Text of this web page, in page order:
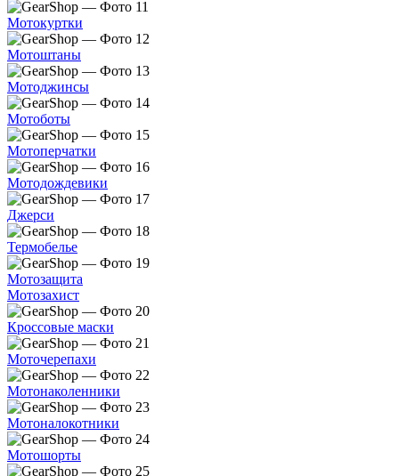
Мотокуртки
Мотоштаны
Мотоджинсы
Мотоботы
Мотоперчатки
Мотодождевики
Джерси
Термобелье
Мотозащита
Мотозахист
Кроссовые маски
Моточерепахи
Мотонаколенники
Мотоналокотники
Мотошорты